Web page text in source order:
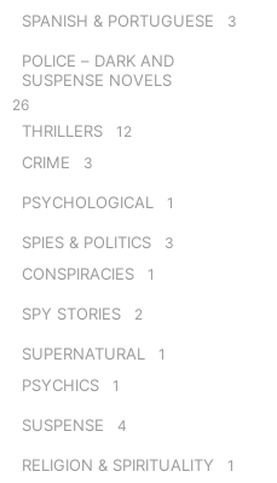
SPANISH & PORTUGUESE 3
POLICE – DARK AND
SUSPENSE NOVELS
26
THRILLERS 12
CRIME 3
PSYCHOLOGICAL 1
SPIES & POLITICS 3
CONSPIRACIES 1
SPY STORIES 2
SUPERNATURAL 1
PSYCHICS 1
SUSPENSE 4
RELIGION & SPIRITUALITY 1